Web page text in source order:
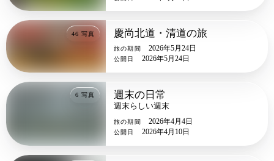
46 写真 慶尚北道・清道の旅
旅の期間 2026年5月24日
公開日 2026年5月24日
6 写真 週末の日常
週末らしい週末
旅の期間 2026年4月4日
公開日 2026年4月10日